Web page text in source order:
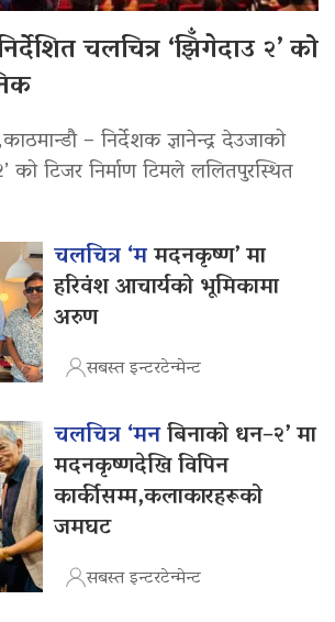
चलचित्र ‘झिँगेदाउ २’ को
– निर्देशक ज्ञानेन्द्र देउजाको
को टिजर निर्माण टिमले ललितपुरस्थित
चलचित्र ‘ममदनकृष्ण’ मा
हरिवंश आचार्यको भूमिकामा
अरुण
सबस्त इन्टरटेन्मेन्ट
चलचित्र ‘मनबिनाको धन–२’ मा
मदनकृष्णदेखि विपिन
कार्कीसम्म,कलाकारहरूको
जमघट
सबस्त इन्टरटेन्मेन्ट